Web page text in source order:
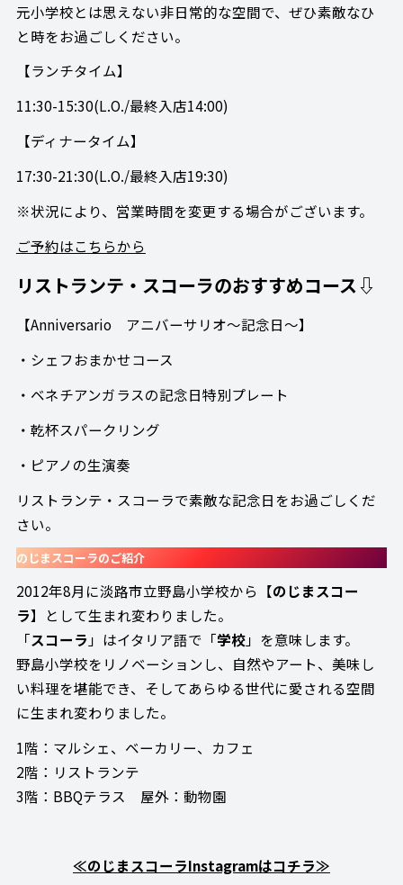
元小学校とは思えない非日常的な空間で、ぜひ素敵なひ
と時をお過ごしください。
【ランチタイム】
11:30-15:30(L.O./最終入店14:00)
【ディナータイム】
17:30-21:30(L.O./最終入店19:30)
※状況により、営業時間を変更する場合がございます。
ご予約はこちらから
リストランテ・スコーラのおすすめコース⇩
【Anniversario アニバーサリオ～記念日～】
・シェフおまかせコース
・ベネチアンガラスの記念日特別プレート
・乾杯スパークリング
・ピアノの生演奏
リストランテ・スコーラで素敵な記念日をお過ごしくだ
さい。
のじまスコーラのご紹介
2012年8月に淡路市立野島小学校から【のじまスコー
ラ】として生まれ変わりました。
「スコーラ 」はイタリア語で「学校」を意味します。
野島小学校をリノベーションし、自然やアート、美味し
い料理を堪能でき、そしてあらゆる世代に愛される空間
に生まれ変わりました。
1階：マルシェ、ベーカリー、カフェ
2階：リストランテ
3階：BBQテラス 屋外：動物園
≪のじまスコーラInstagramはコチラ≫